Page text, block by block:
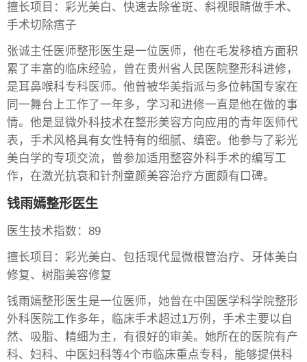
擅长项目：彩光美白、快速去除雀斑、斜视眼睛做手术、
手术切除痦子
张诚主任医师整形医生是一位医师，他在毛发移植方面积
累了丰富的临床经验，曾在贵州省人民医院整形科进修，
是耳鼻喉科专科医师。他曾被华美指派与多位韩国专家在
同一舞台上工作了一年多，学习和进修一直是他在做的事
情。他是显微外科技术在整形美容方向应用的青年医师代
表，手术风格具有女性特有的细腻、缜密。他参与了彩光
美白学的专项交流，曾参加适用整容外科手术的编写工
作，在激光抗衰和针剂童颜美容治疗方面颇有口碑。
钱雨嫣整形医生
医生技术指数：89
擅长项目：彩光美白、包括现代显微根管治疗、牙体美白
修复、树脂美容修复
钱雨嫣整形医生是一位医师，她曾在中国医学科学院整形
外科医院工作多年，临床手术超过1万例，手术主要以自
然、吸脂、精细为主，有很好的审美。她所在的医院有产
科、妇科、中医妇科等4个市临床重点专科，能够提供科